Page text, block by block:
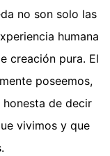
no son solo las
humana
creación pura. El
poseemos,
de decir
vivimos y que